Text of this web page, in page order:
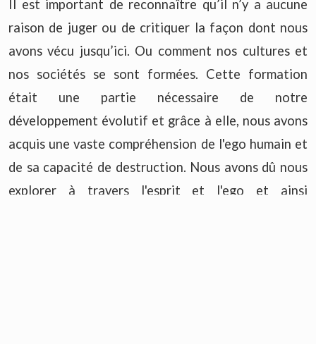
Il est important de reconnaître qu’il n’y a aucune
raison de juger ou de critiquer la façon dont nous
avons vécu jusqu’ici. Ou comment nos cultures et
nos sociétés se sont formées. Cette formation
était une partie nécessaire de notre
développement évolutif et grâce à elle, nous avons
acquis une vaste compréhension de l'ego humain et
de sa capacité de destruction. Nous avons dû nous
explorer à travers l'esprit et l'ego et ainsi